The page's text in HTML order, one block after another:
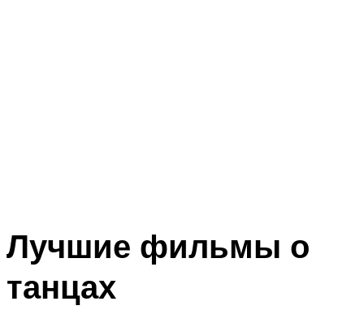
Лучшие фильмы о
танцах